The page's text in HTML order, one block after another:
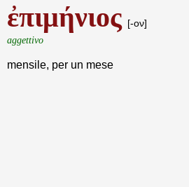
ἐπιμήνιος [-ον]
aggettivo
mensile, per un mese